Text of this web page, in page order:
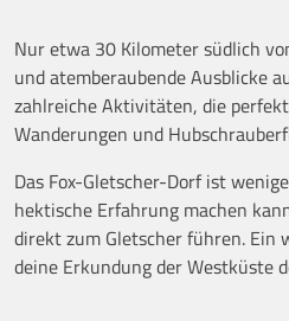
Nur etwa 30 Kilometer südlich
und atemberaubende Ausblicke
zahlreiche Aktivitäten, die
Wanderungen und
Das Fox-Gletscher-Dorf ist
hektische Erfahrung machen
direkt zum Gletscher führen. Ein
deine Erkundung der Westküste